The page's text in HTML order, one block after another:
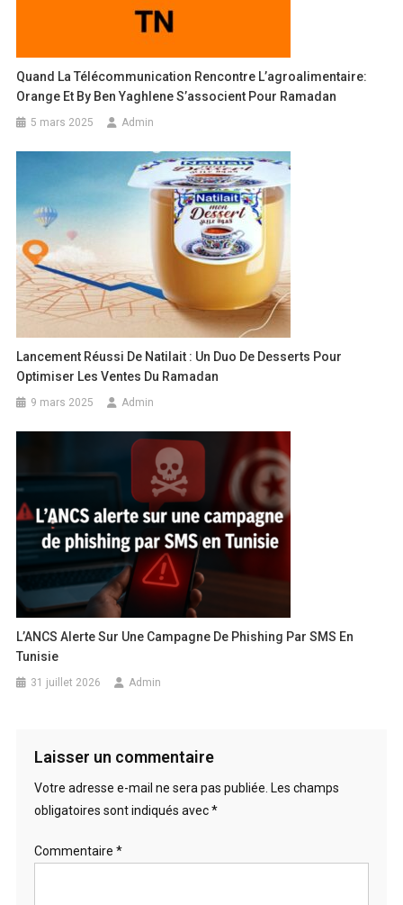
Quand La Télécommunication Rencontre L’agroalimentaire:
Orange Et By Ben Yaghlene S’associent Pour Ramadan
5 mars 2025 Admin
Lancement Réussi De Natilait : Un Duo De Desserts Pour
Optimiser Les Ventes Du Ramadan
9 mars 2025 Admin
L’ANCS Alerte Sur Une Campagne De Phishing Par SMS En
Tunisie
31 juillet 2026 Admin
Laisser un commentaire
Votre adresse e-mail ne sera pas publiée. Les champs
obligatoires sont indiqués avec*
Commentaire *